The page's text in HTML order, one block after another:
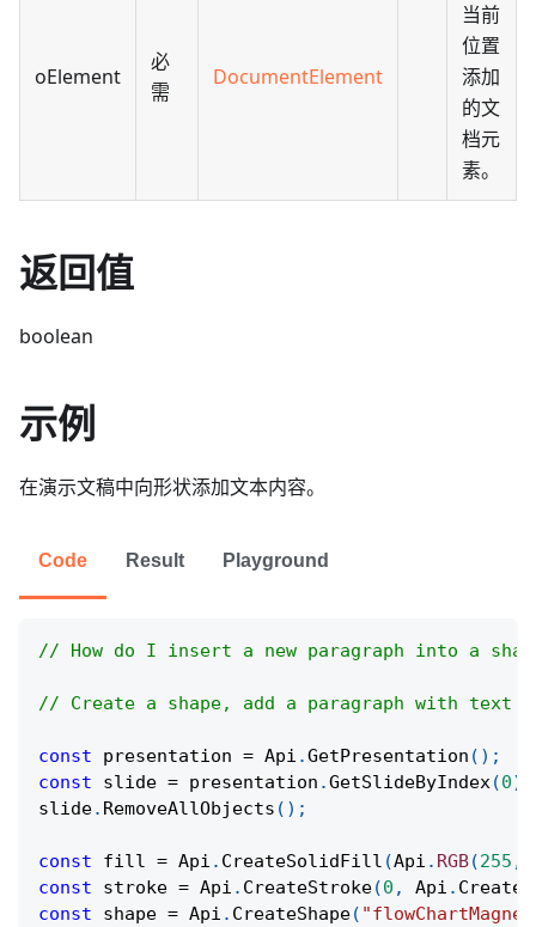
oElement
必
需
DocumentElement
当前
位置
添加
的文
档元
素。
返回值
boolean
示例
在演示文稿中向形状添加文本内容。
Code Result Playground
// How do I insert a new paragraph into a
// Create a shape, add a paragraph with
const presentation = Api .GetPresentation ( ) ;
const slide = presentation .GetSlideByIndex(0)
slide. RemoveAllObjects ( ) ;
const fill = Api . CreateSolidFill (Api . RGB(255 ,
const stroke = Api . CreateStroke(0 , Api .
const shape = Api . CreateShape(